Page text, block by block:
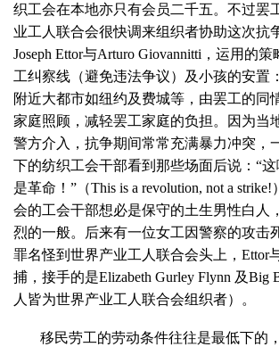
织工会在本地亦只有会员二千五。不过罢
业工人联合会很快调来组织者协助这次抗
Joseph Ettor与Arturo Giovannitti，运用的
工纠察线（避免违法争议）及小孩的安置
附近大都市如纽约及费城等，由罢工的同
家庭照顾，减轻罢工家庭的负担。因为当
警方介入，抗争期间常常充满暴力冲突，
下的纺织工会干部看到那些场面后说：“
是革命！”（This is a revolution, not a
会的工会干部想必是保守的土生男性白人
烈的一般。后来有一位女工因警察的攻击
罪名怪到世界产业工人联合会头上，Ettor
捕，接手的是Elizabeth Gurley Flynn 及Big
人皆为世界产业工人联合会组织者）。
移民劳工的劳动条件往往是最低下的